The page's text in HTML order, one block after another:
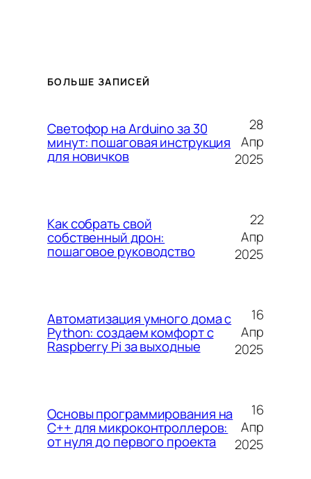
БОЛЬШЕ ЗАПИСЕЙ
Светофор на Arduino за 30
минут: пошаговая инструкция
для новичков
28
Апр
2025
Как собрать свой
собственный дрон:
пошаговое руководство
22
Апр
2025
Автоматизация умного дома с
Python: создаем комфорт с
Raspberry Pi за выходные
16
Апр
2025
Основы программирования на
C++ для микроконтроллеров:
от нуля до первого проекта
16
Апр
2025